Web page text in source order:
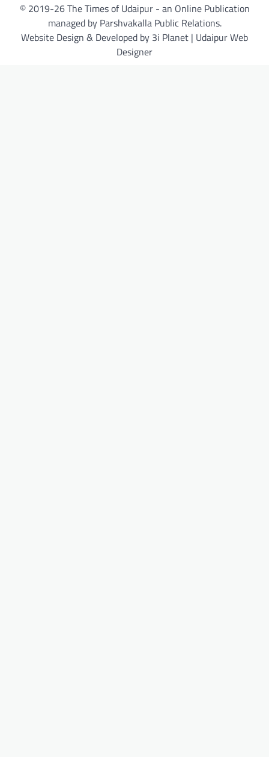
© 2019-26 The Times of Udaipur - an Online Publication
managed by Parshvakalla Public Relations.
Website Design & Developed by 3i Planet | Udaipur Web
Designer